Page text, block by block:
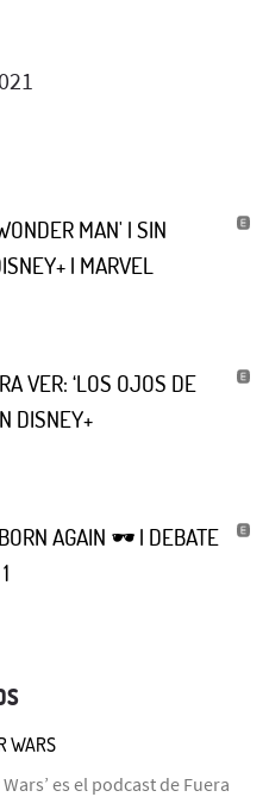
MAN' | SIN
| MARVEL
VER: ‘LOS OJOS DE
DISNEY+
AGAIN 🕶 | DEBATE
WARS
es el podcast de Fuera